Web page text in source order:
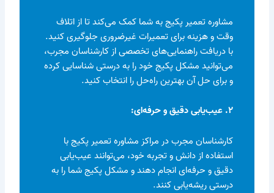
مشاوره تعمیر پکیج به شما کمک می‌کند تا از اتلاف
وقت و هزینه برای تعمیرات غیرضروری جلوگیری کنید.
با دریافت راهنمایی‌های تخصصی از کارشناسان مجرب،
می‌توانید مشکل پکیج خود را به درستی شناسایی کرده
و برای حل آن بهترین راه‌حل را انتخاب کنید.
۲. عیب‌یابی دقیق و حرفه‌ای:
کارشناسان مجرب در مراکز مشاوره تعمیر پکیج با
استفاده از دانش و تجربه خود، می‌توانند عیب‌یابی
دقیق و حرفه‌ای انجام دهند و مشکل پکیج شما را به
درستی ریشه‌یابی کنند.